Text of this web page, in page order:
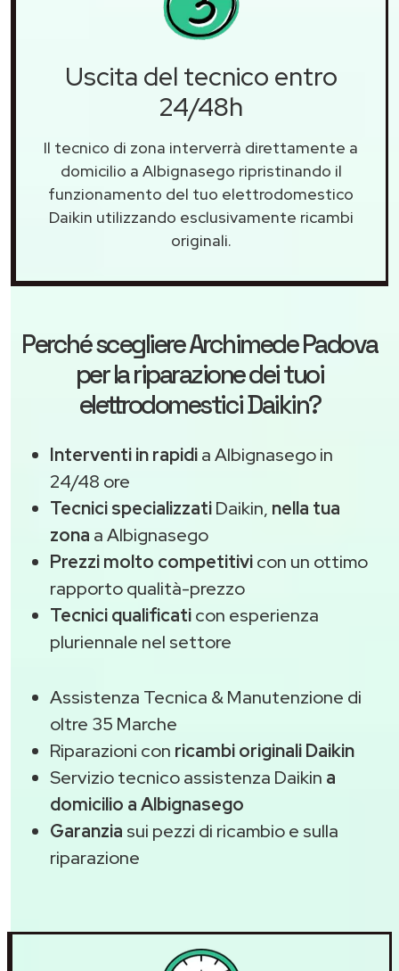
Uscita del tecnico entro
24/48h
Il tecnico di zona interverrà direttamente a
domicilio a Albignasego ripristinando il
funzionamento del tuo elettrodomestico
Daikin utilizzando esclusivamente ricambi
originali.
Perché scegliereArchimede Padova
per la riparazione dei tuoi
elettrodomestici Daikin?
Interventi in rapidia Albignasego in
24/48 ore
Tecnici specializzatiDaikin, nella tua
zona a Albignasego
Prezzi molto competitivicon un ottimo
rapporto qualità-prezzo
Tecnici qualificaticon esperienza
pluriennale nel settore
Assistenza Tecnica & Manutenzione di
oltre 35 Marche
Riparazioni con ricambi originali Daikin
Servizio tecnico assistenza Daikin a
domicilio a Albignasego
Garanzia sui pezzi di ricambio e sulla
riparazione